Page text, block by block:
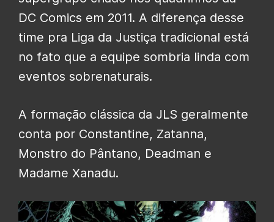
DC Comics em 2011. A diferença desse
time pra Liga da Justiça tradicional está
no fato que a equipe sombria linda com
eventos sobrenaturais.
A formação clássica da JLS geralmente
conta por Constantine, Zatanna,
Monstro do Pântano, Deadman e
Madame Xanadu.